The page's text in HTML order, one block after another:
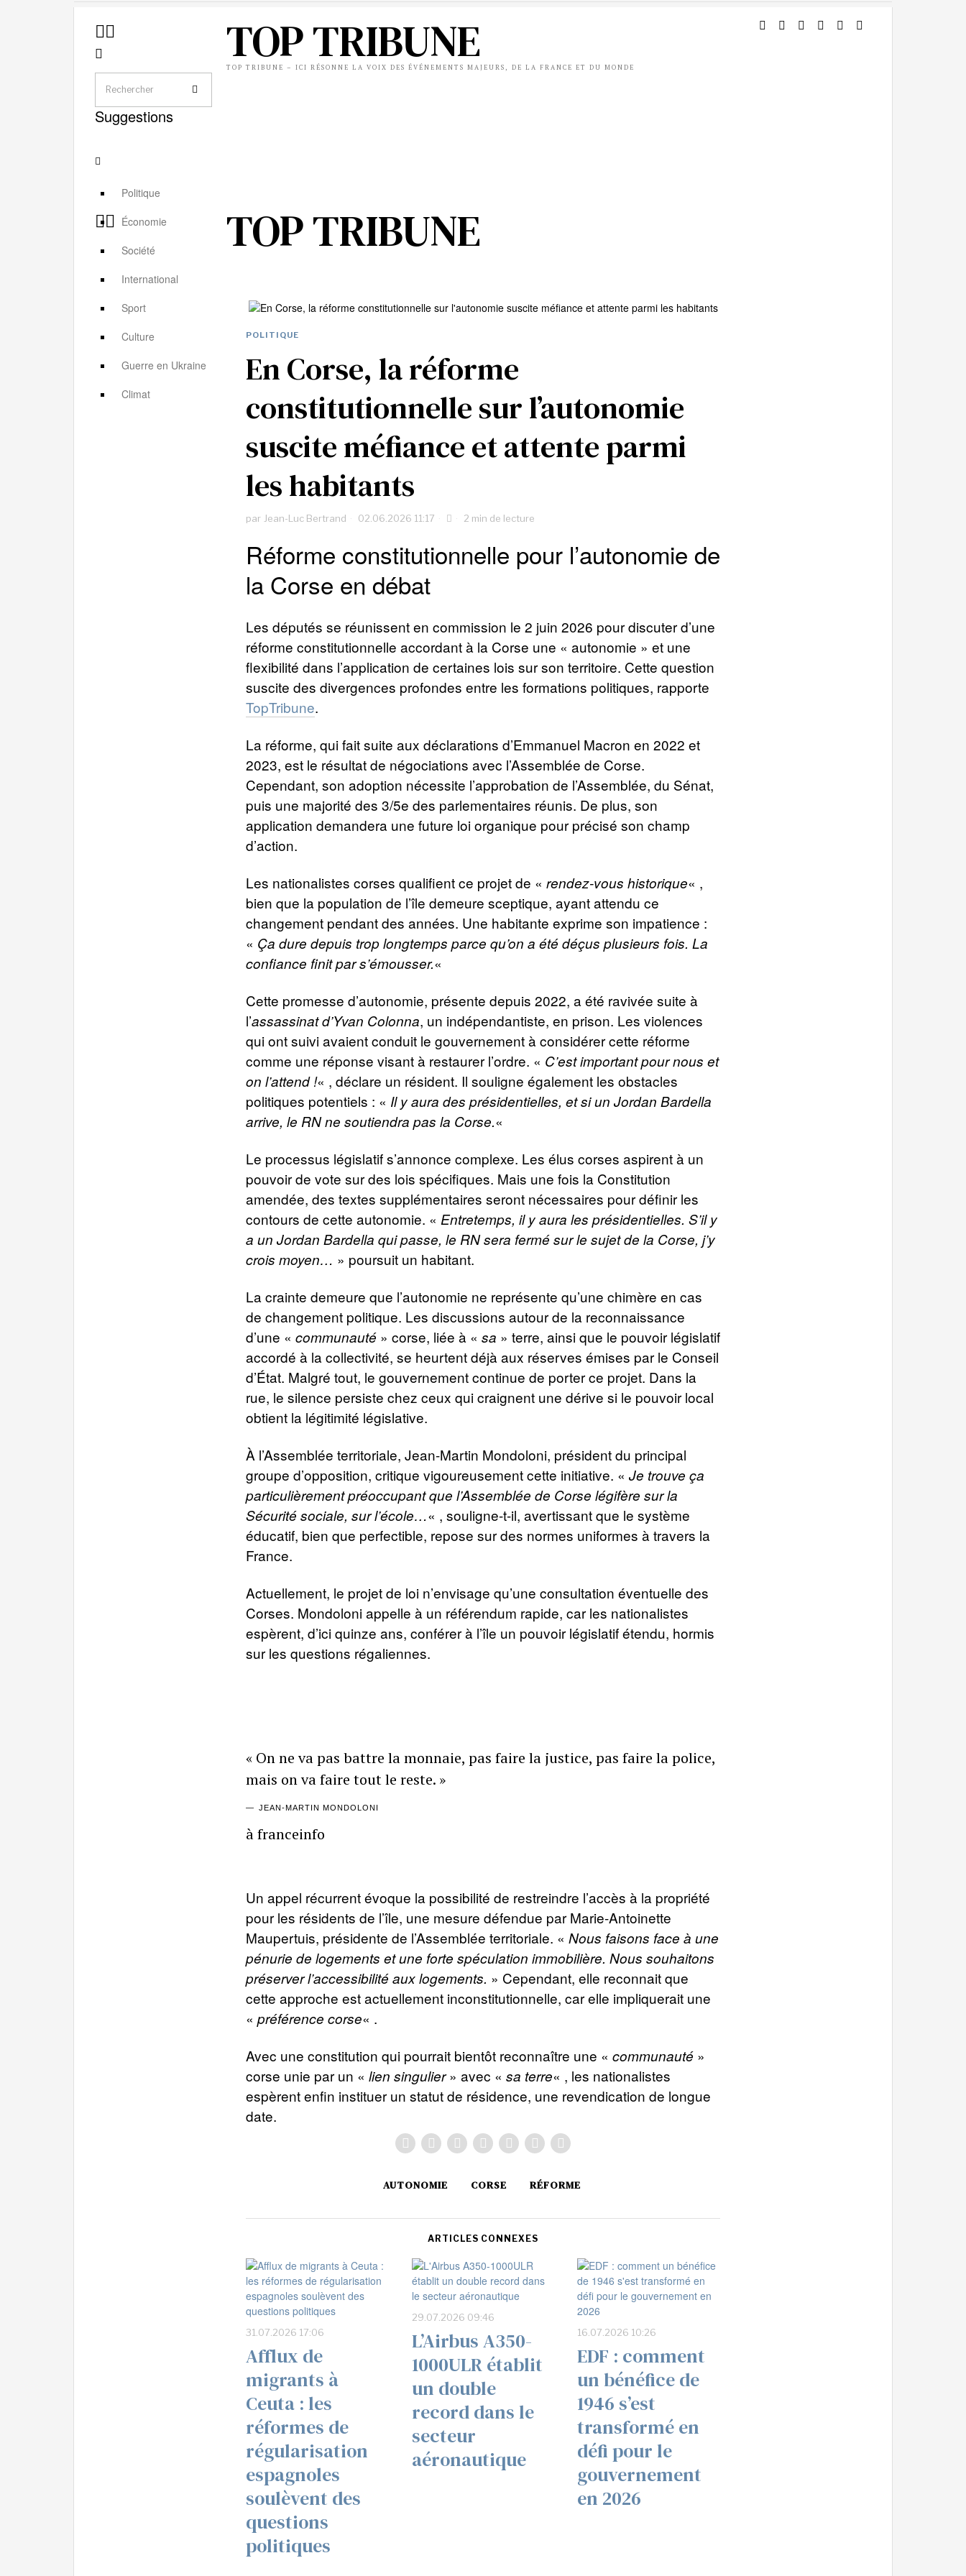
Suggestions
TOP TRIBUNE
TOP TRIBUNE – ICI RÉSONNE LA VOIX DES ÉVÉNEMENTS MAJEURS, DE LA FRANCE ET DU MONDE
Politique
Économie
Société
International
Sport
Culture
Guerre en Ukraine
Climat
TOP TRIBUNE
POLITIQUE
En Corse, la réforme
constitutionnelle sur l’autonomie
suscite méfiance et attente parmi
les habitants
par Jean-Luc Bertrand 02.06.2026 11:17 2 min de lecture
Réforme constitutionnelle pour l’autonomie de
la Corse en débat
Les députés se réunissent en commission le 2 juin 2026 pour discuter d’une
réforme constitutionnelle accordant à la Corse une « autonomie » et une
flexibilité dans l’application de certaines lois sur son territoire. Cette question
suscite des divergences profondes entre les formations politiques, rapporte
TopTribune.
La réforme, qui fait suite aux déclarations d’Emmanuel Macron en 2022 et
2023, est le résultat de négociations avec l’Assemblée de Corse.
Cependant, son adoption nécessite l’approbation de l’Assemblée, du Sénat,
puis une majorité des 3/5e des parlementaires réunis. De plus, son
application demandera une future loi organique pour précisé son champ
d’action.
Les nationalistes corses qualifient ce projet de « rendez-vous historique« ,
bien que la population de l’île demeure sceptique, ayant attendu ce
changement pendant des années. Une habitante exprime son impatience :
« Ça dure depuis trop longtemps parce qu’on a été déçus plusieurs fois. La
confiance finit par s’émousser.«
Cette promesse d’autonomie, présente depuis 2022, a été ravivée suite à
l’assassinat d’Yvan Colonna, un indépendantiste, en prison. Les violences
qui ont suivi avaient conduit le gouvernement à considérer cette réforme
comme une réponse visant à restaurer l’ordre. « C’est important pour nous et
on l’attend !« , déclare un résident. Il souligne également les obstacles
politiques potentiels : « Il y aura des présidentielles, et si un Jordan Bardella
arrive, le RN ne soutiendra pas la Corse.«
Le processus législatif s’annonce complexe. Les élus corses aspirent à un
pouvoir de vote sur des lois spécifiques. Mais une fois la Constitution
amendée, des textes supplémentaires seront nécessaires pour définir les
contours de cette autonomie. « Entretemps, il y aura les présidentielles. S’il y
a un Jordan Bardella qui passe, le RN sera fermé sur le sujet de la Corse, j’y
crois moyen… » poursuit un habitant.
La crainte demeure que l’autonomie ne représente qu’une chimère en cas
de changement politique. Les discussions autour de la reconnaissance
d’une « communauté » corse, liée à « sa » terre, ainsi que le pouvoir législatif
accordé à la collectivité, se heurtent déjà aux réserves émises par le Conseil
d’État. Malgré tout, le gouvernement continue de porter ce projet. Dans la
rue, le silence persiste chez ceux qui craignent une dérive si le pouvoir local
obtient la légitimité législative.
À l’Assemblée territoriale, Jean-Martin Mondoloni, président du principal
groupe d’opposition, critique vigoureusement cette initiative. « Je trouve ça
particulièrement préoccupant que l’Assemblée de Corse légifère sur la
Sécurité sociale, sur l’école…« , souligne-t-il, avertissant que le système
éducatif, bien que perfectible, repose sur des normes uniformes à travers la
France.
Actuellement, le projet de loi n’envisage qu’une consultation éventuelle des
Corses. Mondoloni appelle à un référendum rapide, car les nationalistes
espèrent, d’ici quinze ans, conférer à l’île un pouvoir législatif étendu, hormis
sur les questions régaliennes.
« On ne va pas battre la monnaie, pas faire la justice, pas faire la police,
mais on va faire tout le reste. »
JEAN-MARTIN MONDOLONI
à franceinfo
Un appel récurrent évoque la possibilité de restreindre l’accès à la propriété
pour les résidents de l’île, une mesure défendue par Marie-Antoinette
Maupertuis, présidente de l’Assemblée territoriale. « Nous faisons face à une
pénurie de logements et une forte spéculation immobilière. Nous souhaitons
préserver l’accessibilité aux logements. » Cependant, elle reconnait que
cette approche est actuellement inconstitutionnelle, car elle impliquerait une
« préférence corse« .
Avec une constitution qui pourrait bientôt reconnaître une « communauté »
corse unie par un « lien singulier» avec « sa terre« , les nationalistes
espèrent enfin instituer un statut de résidence, une revendication de longue
date.
AUTONOMIE CORSE RÉFORME
ARTICLES CONNEXES
31.07.2026 17:06
Afflux de
migrants à
Ceuta : les
réformes de
régularisation
espagnoles
soulèvent des
questions
politiques
29.07.2026 09:46
L’Airbus A350-
1000ULR établit
un double
record dans le
secteur
aéronautique
16.07.2026 10:26
EDF : comment
un bénéfice de
1946 s’est
transformé en
défi pour le
gouvernement
en 2026